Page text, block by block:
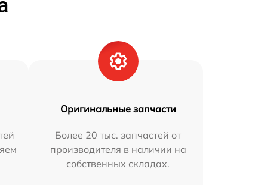
Оригинальные запчасти
Более 20 тыс. запчастей от
производителя в наличии на
собственных складах.